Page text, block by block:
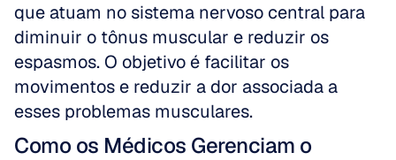
que atuam no sistema nervoso central para
diminuir o tônus muscular e reduzir os
espasmos. O objetivo é facilitar os
movimentos e reduzir a dor associada a
esses problemas musculares.
Como os Médicos Gerenciam o